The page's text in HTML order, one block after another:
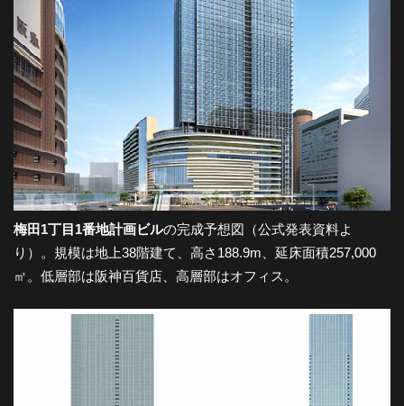
大
阪
夜
景
と
都
梅田1丁目1番地計画ビルの完成予想図（公式発表資料よ
り）。規模は地上38階建て、高さ188.9m、延床面積257,000
㎡。低層部は阪神百貨店、高層部はオフィス。